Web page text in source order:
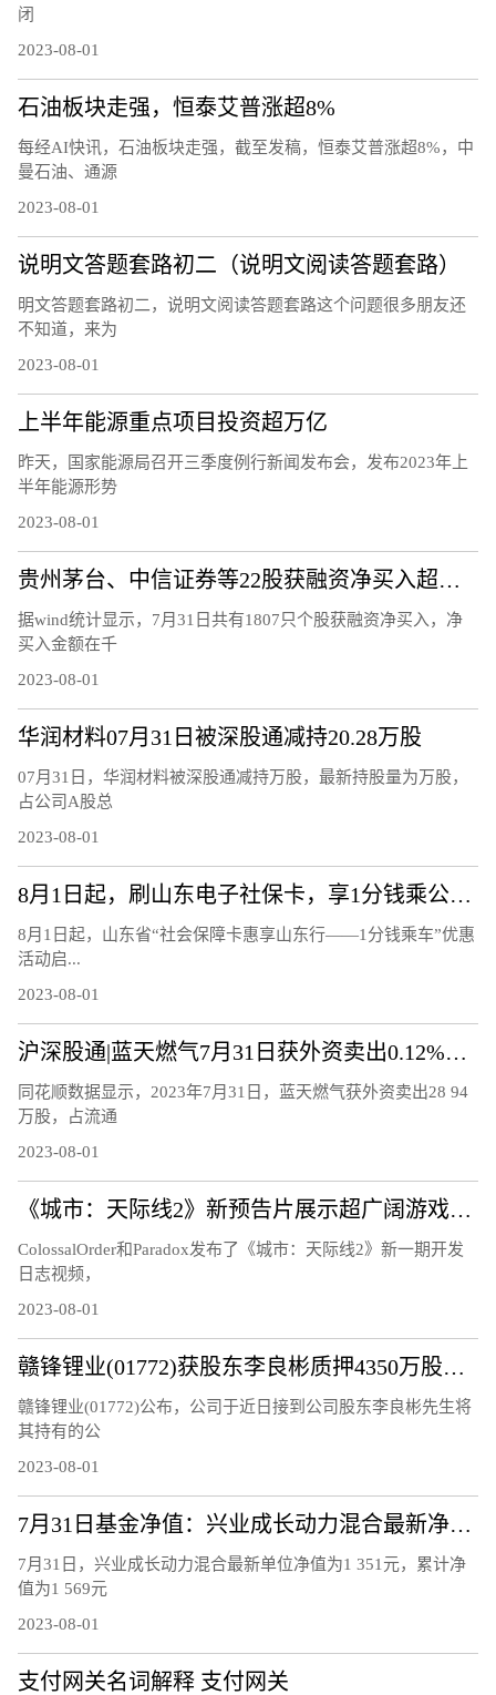
闭
2023-08-01
石油板块走强，恒泰艾普涨超8%
每经AI快讯，石油板块走强，截至发稿，恒泰艾普涨超8%，中
曼石油、通源
2023-08-01
说明文答题套路初二（说明文阅读答题套路）
明文答题套路初二，说明文阅读答题套路这个问题很多朋友还
不知道，来为
2023-08-01
上半年能源重点项目投资超万亿
昨天，国家能源局召开三季度例行新闻发布会，发布2023年上
半年能源形势
2023-08-01
贵州茅台、中信证券等22股获融资净买入超亿元
据wind统计显示，7月31日共有1807只个股获融资净买入，净
买入金额在千
2023-08-01
华润材料07月31日被深股通减持20.28万股
07月31日，华润材料被深股通减持万股，最新持股量为万股，
占公司A股总
2023-08-01
8月1日起，刷山东电子社保卡，享1分钱乘公交福利
8月1日起，山东省“社会保障卡惠享山东行——1分钱乘车”优惠
活动启...
2023-08-01
沪深股通|蓝天燃气7月31日获外资卖出0.12%股份
同花顺数据显示，2023年7月31日，蓝天燃气获外资卖出28 94
万股，占流通
2023-08-01
《城市：天际线2》新预告片展示超广阔游戏区域
ColossalOrder和Paradox发布了《城市：天际线2》新一期开发
日志视频，
2023-08-01
赣锋锂业(01772)获股东李良彬质押4350万股及解除质押3300万股公司股份
赣锋锂业(01772)公布，公司于近日接到公司股东李良彬先生将
其持有的公
2023-08-01
7月31日基金净值：兴业成长动力混合最新净值1.351，涨0.97%
7月31日，兴业成长动力混合最新单位净值为1 351元，累计净
值为1 569元
2023-08-01
支付网关名词解释 支付网关